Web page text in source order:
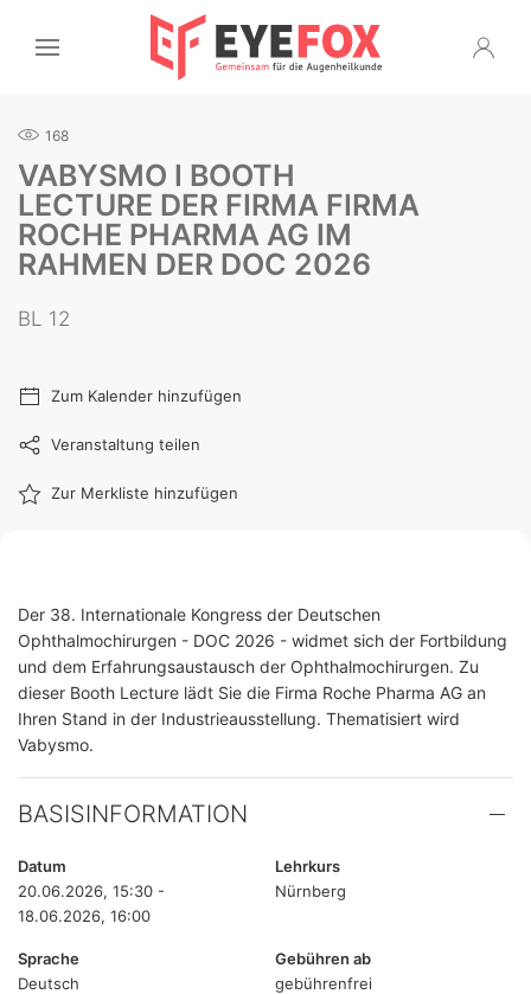
168
VABYSMO I BOOTH
LECTURE DER FIRMA FIRMA
ROCHE PHARMA AG IM
RAHMEN DER DOC 2026
BL 12
Zum Kalender hinzufügen
Veranstaltung teilen
Zur Merkliste hinzufügen
Der 38. Internationale Kongress der Deutschen
Ophthalmochirurgen - DOC 2026 - widmet sich der Fortbildung
und dem Erfahrungsaustausch der Ophthalmochirurgen. Zu
dieser Booth Lecture lädt Sie die Firma Roche Pharma AG an
Ihren Stand in der Industrieausstellung. Thematisiert wird
Vabysmo.
BASISINFORMATION
Datum
20.06.2026, 15:30 -
18.06.2026, 16:00
Lehrkurs
Nürnberg
Sprache
Deutsch
Gebühren ab
gebührenfrei